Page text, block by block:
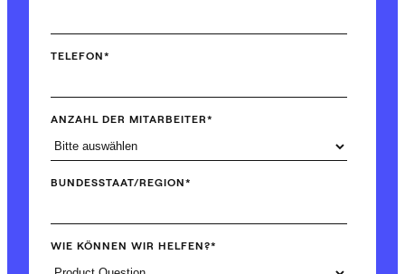
TELEFON*
ANZAHL DER MITARBEITER*
BUNDESSTAAT/REGION*
WIE KÖNNEN WIR HELFEN?*